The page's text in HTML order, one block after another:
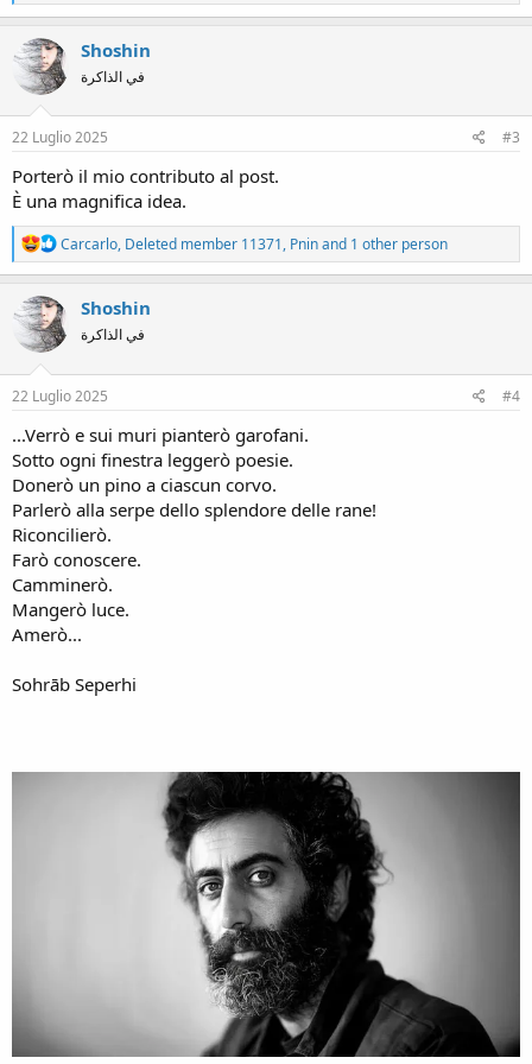
a
c
t
i
n
s
Shoshin
في الذاكرة
22 Luglio 2025 #3
Porterò il mio contributo al post.
È una magnifica idea.
R
e
a
c
t
i
n
s
Carcarlo, Deleted member 11371, Pninand 1 other person
Shoshin
في الذاكرة
22 Luglio 2025 #4
...Verrò e sui muri pianterò garofani.
Sotto ogni finestra leggerò poesie.
Donerò un pino a ciascun corvo.
Parlerò alla serpe dello splendore delle rane!
Riconcilierò.
Farò conoscere.
Camminerò.
Mangerò luce.
Amerò...
Sohrāb Seperhi